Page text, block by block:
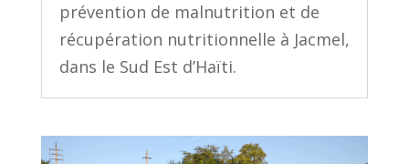
prévention de malnutrition et de
récupération nutritionnelle à Jacmel,
dans le Sud Est d’Haïti.